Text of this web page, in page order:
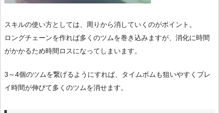
スキルの使い方としては、周りから消していくのがポイント。
ロングチェーンを作れば多くのツムを巻き込みますが、消化に時間
がかかるため時間ロスになってしまいます。
3～4個のツムを繋げるようにすれば、タイムボムも狙いやすくプレ
イ時間が伸びて多くのツムを消せます。